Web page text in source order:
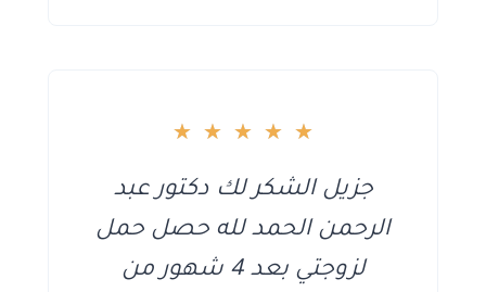
★
★
★
★
★
جزيل الشكر لك دكتور عبد
الرحمن الحمد لله حصل حمل
لزوجتي بعد 4 شهور من